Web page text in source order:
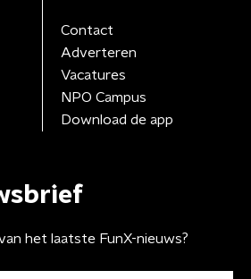
Contact
Adverteren
Vacatures
NPO Campus
Download de app
het laatste FunX-nieuws?